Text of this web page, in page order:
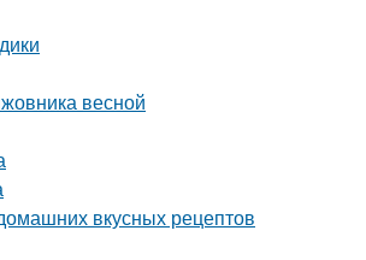
весной
вкусных рецептов